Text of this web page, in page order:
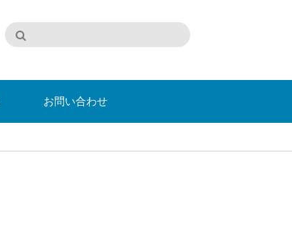
お問い合わせ